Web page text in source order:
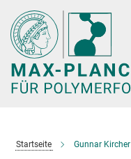
Hauptinhalt
Startseite Gunnar Kircher